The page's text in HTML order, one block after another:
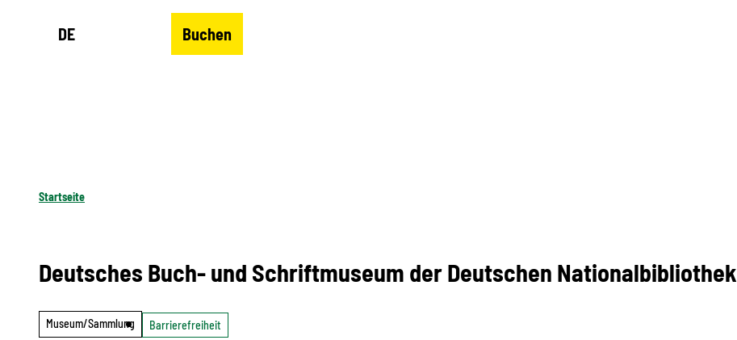
DE Buchen
Startseite
Deutsches Buch- und Schriftmuseum der Deutschen Nationalbibliothek
Museum/Sammlung Barrierefreiheit